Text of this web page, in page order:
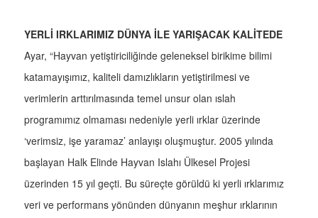
YERLİ IRKLARIMIZ DÜNYA İLE YARIŞACAK KALİTEDE
Ayar, “Hayvan yetiştiriciliğinde geleneksel birikime bilimi
katamayışımız, kaliteli damızlıkların yetiştirilmesi ve
verimlerin arttırılmasında temel unsur olan ıslah
programımız olmaması nedeniyle yerli ırklar üzerinde
‘verimsiz, işe yaramaz’ anlayışı oluşmuştur. 2005 yılında
başlayan Halk Elinde Hayvan Islahı Ülkesel Projesi
üzerinden 15 yıl geçti. Bu süreçte görüldü ki yerli ırklarımız
veri ve performans yönünden dünyanın meşhur ırklarının